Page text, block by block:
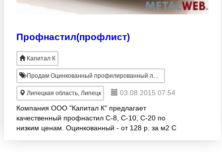
Профнастил(профлист)
Капитал К
Продам Оцинкованный профилированный лист
Липецкая область, Липецк
03.08.2015 07:54
Компания ООО "Капитал К" предлагает
качественный профнастил С-8, С-10, С-20 по
низким ценам. Оцинкованный - от 128 р. за м2 С